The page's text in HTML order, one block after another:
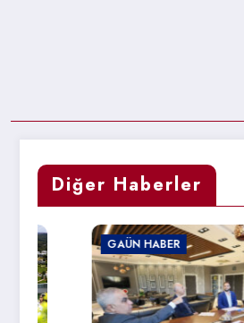
Diğer Haberler
GAÜN HABER